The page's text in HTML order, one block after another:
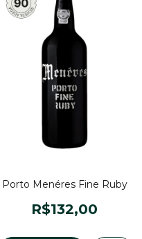
Porto Menéres Fine Ruby
R$132,00